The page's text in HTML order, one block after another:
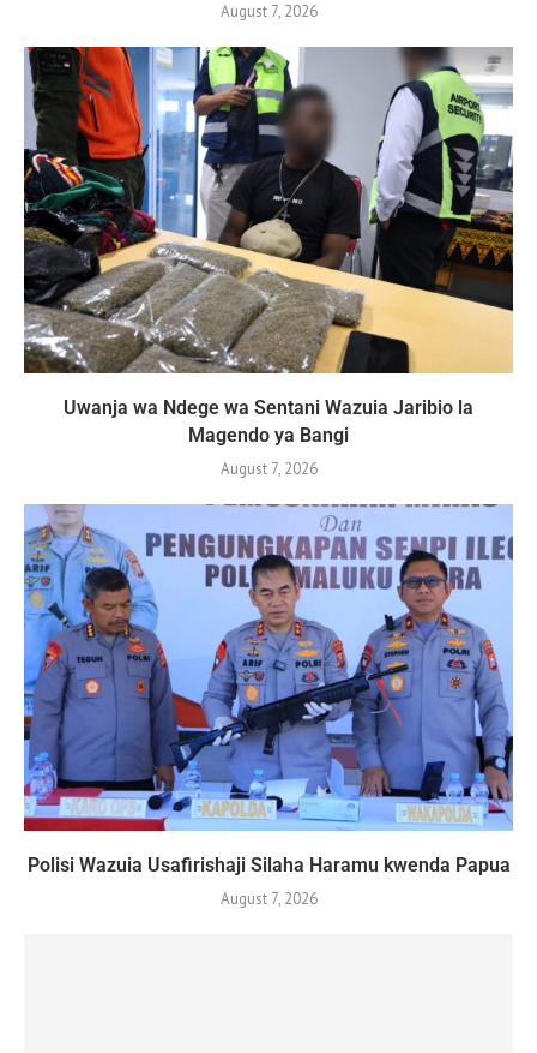
August 7, 2026
Uwanja wa Ndege wa Sentani Wazuia Jaribio la
Magendo ya Bangi
August 7, 2026
Polisi Wazuia Usafirishaji Silaha Haramu kwenda Papua
August 7, 2026